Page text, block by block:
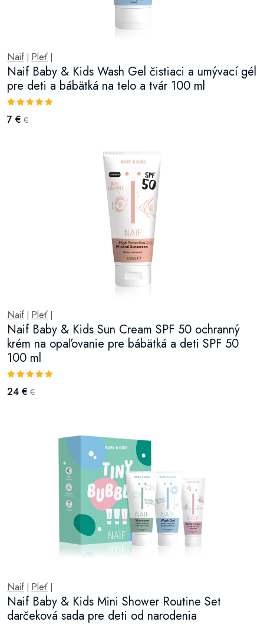
Naif Pleť
Naif Baby & Kids Wash Gel čistiaci a umývací gél
pre deti a bábätká na telo a tvár 100 ml
7 € €
Naif Pleť
Naif Baby & Kids Sun Cream SPF 50 ochranný
krém na opaľovanie pre bábätká a deti SPF 50
100 ml
24 € €
Naif Pleť
Naif Baby & Kids Mini Shower Routine Set
darčeková sada pre deti od narodenia